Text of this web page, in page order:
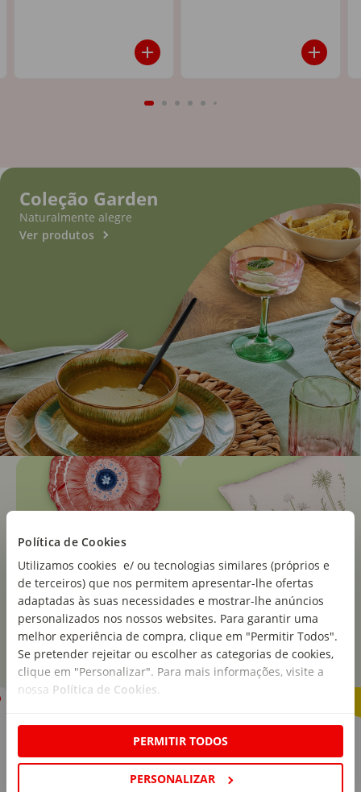
Política de Cookies
Utilizamos cookies e/ ou tecnologias similares (próprios e
de terceiros) que nos permitem apresentar-lhe ofertas
adaptadas às suas necessidades e mostrar-lhe anúncios
personalizados nos nossos websites. Para garantir uma
melhor experiência de compra, clique em "Permitir Todos".
Se pretender rejeitar ou escolher as categorias de cookies,
clique em "Personalizar". Para mais informações, visite a
nossa Política de Cookies
PERMITIR TODOS
PERSONALIZAR
Coleção Garden
Naturalmente alegre
Ver produtos